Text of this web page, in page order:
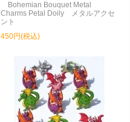
Bohemian Bouquet Metal
Charms Petal Doily メタルアクセ
ント
450円(税込)